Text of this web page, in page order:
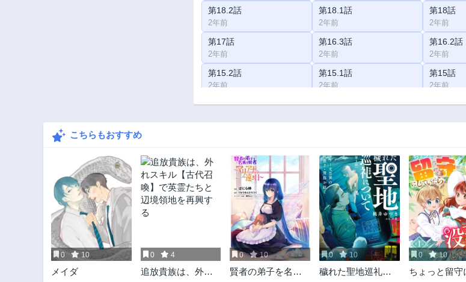
第18.2話
2年前
第18.1話
2年前
第18話
2年前
第17話
2年前
第16.3話
2年前
第16.2話
2年前
第15.2話
2年前
第15.1話
2年前
第15話
2年前
第14話 第13.2話 第13.1話
第10.2話
2年前
第10.1話
2年前
第10話
2年前
第9話 第8.2話
2年前
第8.1話
2年前
第7.1話 第7話
2年前
第6.2話
2年前
第5.2話
2年前
第5.1話
2年前
第5話
2年前
こちらもおすすめ
0 10
メイダ
0 4
追放貴族は、外れ
0 10
賢者の弟子を名乗
0 10
穢れた聖地巡礼に
0 10
ちょっと留守